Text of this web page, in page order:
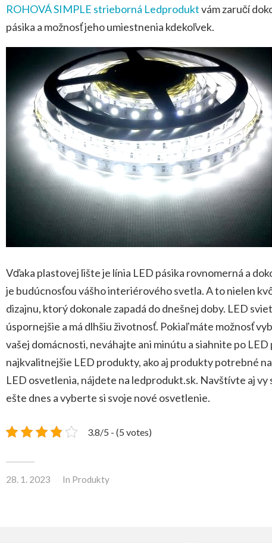
ROHOVÁ SIMPLE strieborná Ledproduktvám zaručí
pásika a možnosť jeho umiestnenia kdekoľvek.
Vďaka plastovej lište je línia LED pásika rovnomerná a
je budúcnosťou vášho interiérového svetla. A to nielen
dizajnu, ktorý dokonale zapadá do dnešnej doby. LED
úspornejšie a má dlhšiu životnosť. Pokiaľ máte možnosť
vašej domácnosti, neváhajte ani minútu a siahnite po
najkvalitnejšie LED produkty, ako aj produkty potrebné
LED osvetlenia, nájdete na ledprodukt.sk. Navštívte aj
ešte dnes a vyberte si svoje nové osvetlenie.
3.8/5 - (5 votes)
28. 1. 2023 In Produkty